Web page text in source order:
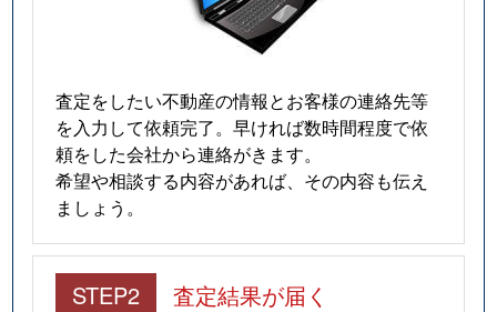
査定をしたい不動産の情報とお客様の連絡先等
を入力して依頼完了。早ければ数時間程度で依
頼をした会社から連絡がきます。
希望や相談する内容があれば、その内容も伝え
ましょう。
STEP2 査定結果が届く